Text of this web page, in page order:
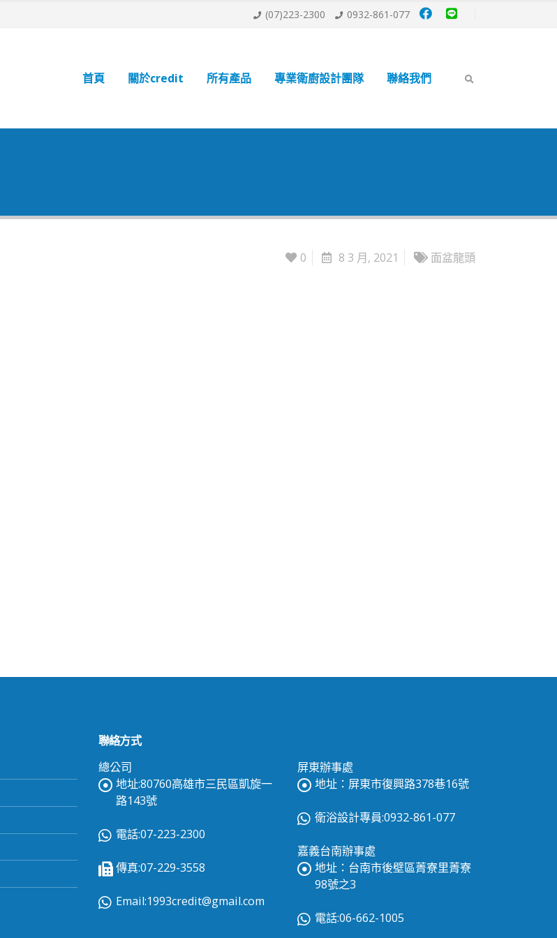
(07)223-2300 0932-861-077
首頁 關於credit 所有產品 專業衛廚設計團隊 聯絡我們
0 8 3 月, 2021 面盆龍頭
聯絡方式
總公司
地址:80760高雄市三民區凱旋一
路143號
電話:07-223-2300
傳真:07-229-3558
Email:1993credit@gmail.com
屏東辦事處
地址：屏東市復興路378巷16號
衛浴設計專員:0932-861-077
嘉義台南辦事處
地址：台南市後壁區菁寮里菁寮
98號之3
電話:06-662-1005